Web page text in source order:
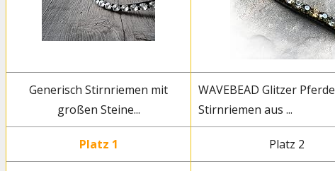
Generisch Stirnriemen mit
großen Steine...
WAVEBEAD Glitzer Pferde
Stirnriemen aus ...
Platz 1 Platz 2